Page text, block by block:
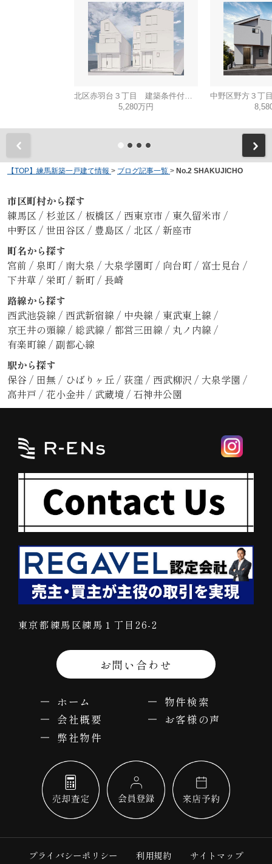
北区赤羽台３丁目 建築条件付き売地 C区画
5,280万円
【TOP】練馬新築一戸建て情報 > ブログ記事一覧 > No.2 SHAKUJICHO
市区町村から探す
練馬区 / 杉並区 / 板橋区 / 西東京市 / 東久留米市 /
中野区 / 世田谷区 / 豊島区 / 北区 / 新座市
町名から探す
宮前 / 泉町 / 南大泉 / 大泉学園町 / 向台町 / 富士見台 /
下井草 / 栄町 / 新町 / 長崎
路線から探す
西武池袋線 / 西武新宿線 / 中央線 / 東武東上線 /
京王井の頭線 / 総武線 / 都営三田線 / 丸ノ内線 /
有楽町線 / 副都心線
駅から探す
保谷 / 田無 / ひばりヶ丘 / 荻窪 / 西武柳沢 / 大泉学園 /
高井戸 / 花小金井 / 武蔵境 / 石神井公園
東京都練馬区練馬１丁目26-2
お問い合わせ
ホーム
物件検索
会社概要
お客様の声
弊社物件
プライバシーポリシー 利用規約 サイトマップ